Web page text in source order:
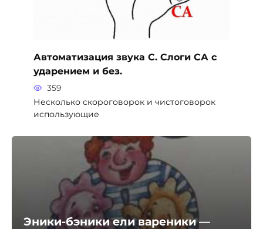
Автоматизация звука С. Слоги СА с
ударением и без.
359
Несколько скороговорок и чистоговорок
использующие
Эники-бэники ели вареники —